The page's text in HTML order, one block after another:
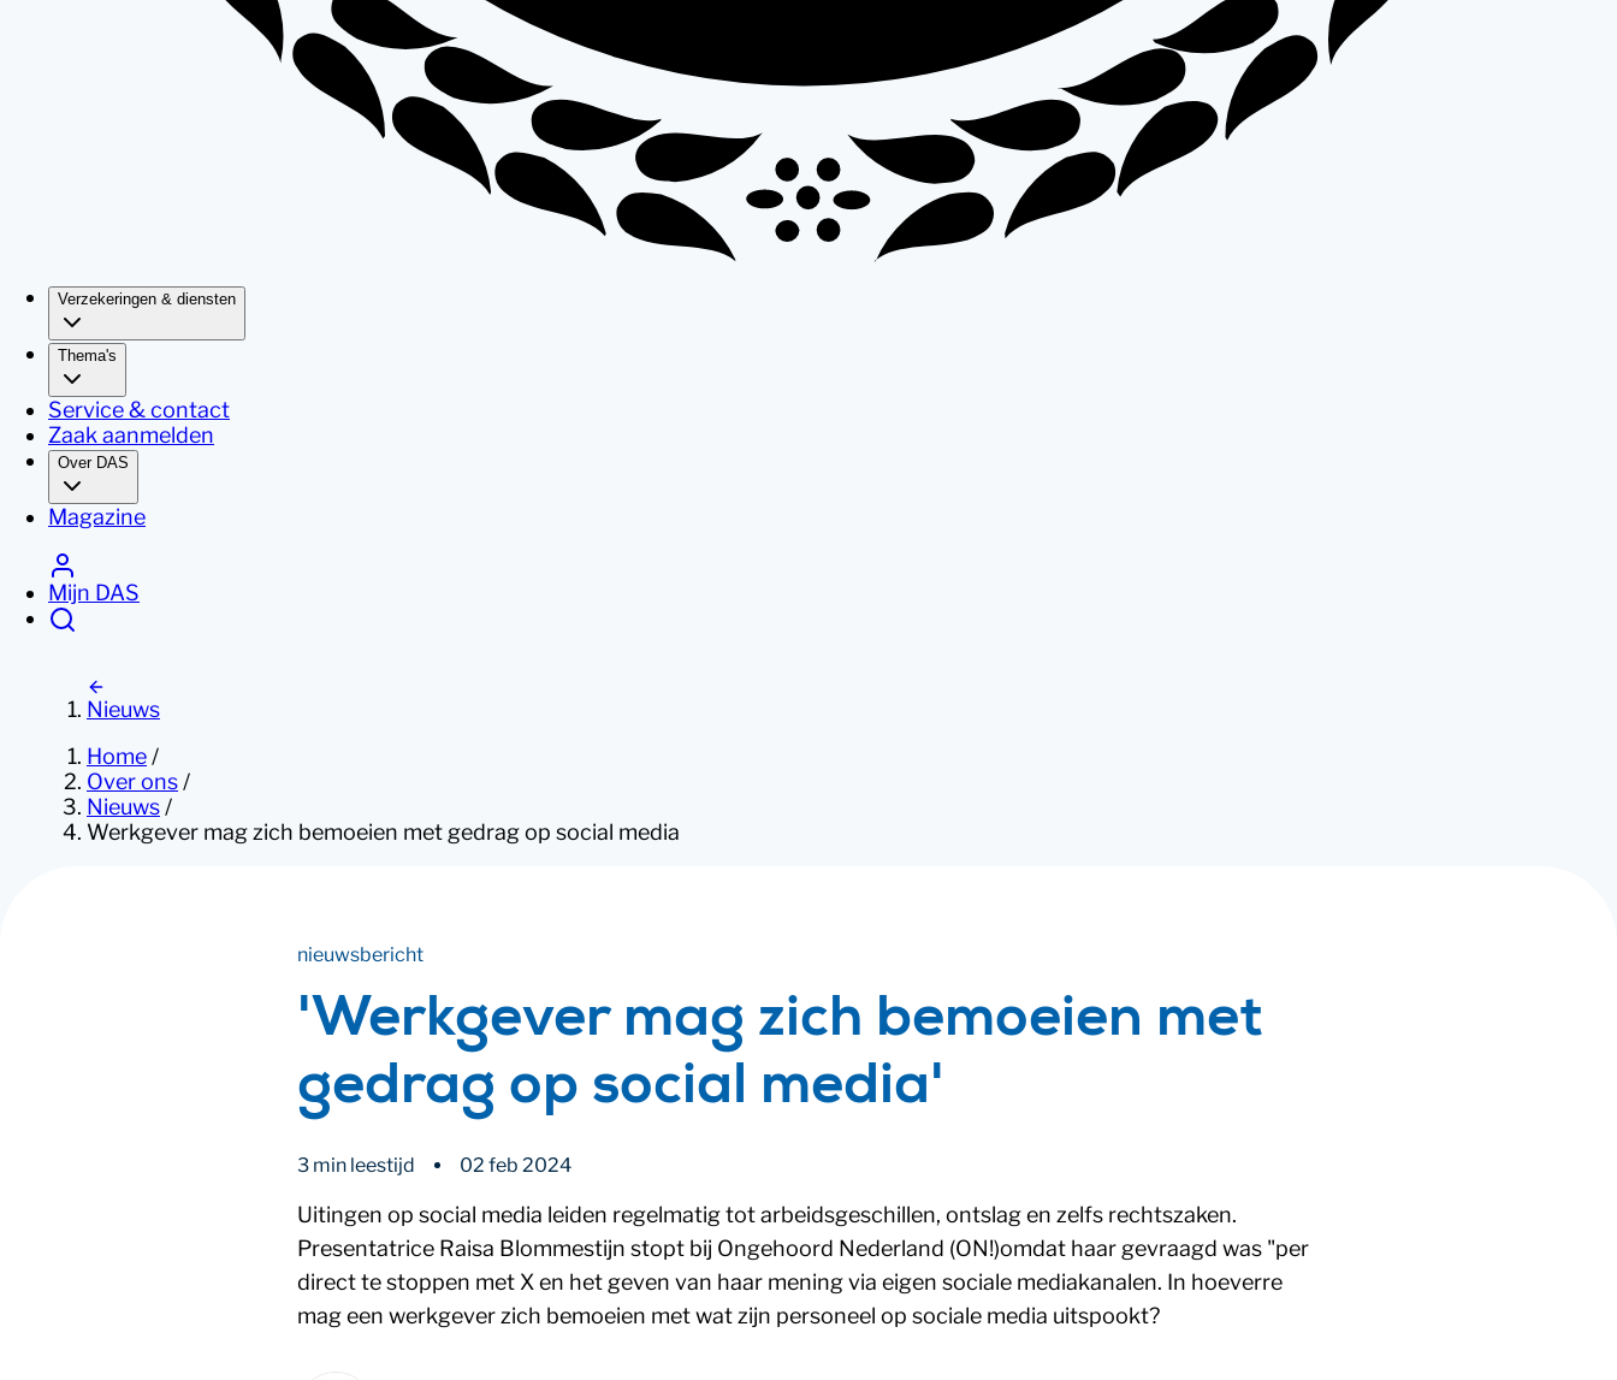
Verzekeringen & diensten
Thema's
Service & contact
Zaak aanmelden
Over DAS
Magazine
Mijn DAS
Nieuws
Home /
Over ons /
Nieuws /
Werkgever mag zich bemoeien met gedrag op social media
nieuwsbericht
'Werkgever mag zich bemoeien met
gedrag op social media'
3 min leestijd 02 feb 2024
Uitingen op social media leiden regelmatig tot arbeidsgeschillen, ontslag en zelfs rechtszaken.
Presentatrice Raisa Blommestijn stopt bij Ongehoord Nederland (ON!)omdat haar gevraagd was "per
direct te stoppen met X en het geven van haar mening via eigen sociale mediakanalen. In hoeverre
mag een werkgever zich bemoeien met wat zijn personeel op sociale media uitspookt?